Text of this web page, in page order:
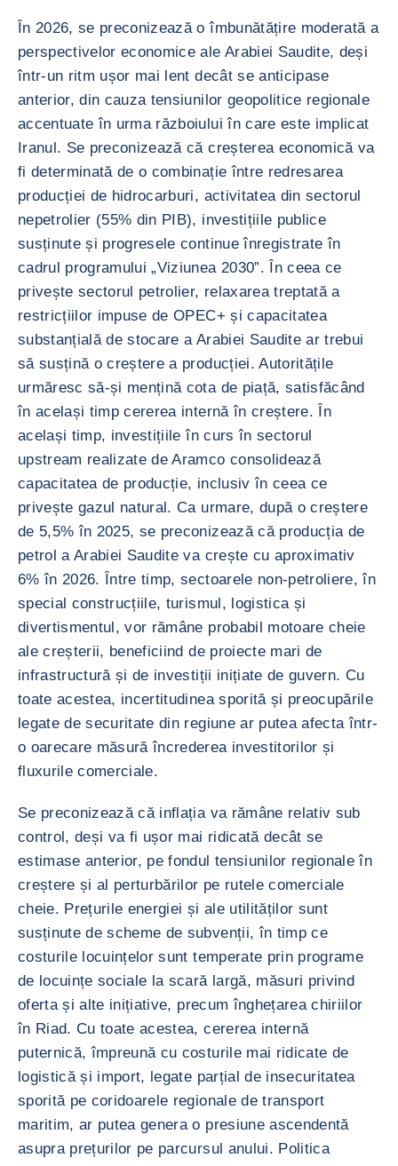
În 2026, se preconizează o îmbunătățire moderată a
perspectivelor economice ale Arabiei Saudite, deși
într-un ritm ușor mai lent decât se anticipase
anterior, din cauza tensiunilor geopolitice regionale
accentuate în urma războiului în care este implicat
Iranul. Se preconizează că creșterea economică va
fi determinată de o combinație între redresarea
producției de hidrocarburi, activitatea din sectorul
nepetrolier (55% din PIB), investițiile publice
susținute și progresele continue înregistrate în
cadrul programului „Viziunea 2030”. În ceea ce
privește sectorul petrolier, relaxarea treptată a
restricțiilor impuse de OPEC+ și capacitatea
substanțială de stocare a Arabiei Saudite ar trebui
să susțină o creștere a producției. Autoritățile
urmăresc să-și mențină cota de piață, satisfăcând
în același timp cererea internă în creștere. În
același timp, investițiile în curs în sectorul
upstream realizate de Aramco consolidează
capacitatea de producție, inclusiv în ceea ce
privește gazul natural. Ca urmare, după o creștere
de 5,5% în 2025, se preconizează că producția de
petrol a Arabiei Saudite va crește cu aproximativ
6% în 2026. Între timp, sectoarele non-petroliere, în
special construcțiile, turismul, logistica și
divertismentul, vor rămâne probabil motoare cheie
ale creșterii, beneficiind de proiecte mari de
infrastructură și de investiții inițiate de guvern. Cu
toate acestea, incertitudinea sporită și preocupările
legate de securitate din regiune ar putea afecta într-
o oarecare măsură încrederea investitorilor și
fluxurile comerciale.
Se preconizează că inflația va rămâne relativ sub
control, deși va fi ușor mai ridicată decât se
estimase anterior, pe fondul tensiunilor regionale în
creștere și al perturbărilor pe rutele comerciale
cheie. Prețurile energiei și ale utilităților sunt
susținute de scheme de subvenții, în timp ce
costurile locuințelor sunt temperate prin programe
de locuințe sociale la scară largă, măsuri privind
oferta și alte inițiative, precum înghețarea chiriilor
în Riad. Cu toate acestea, cererea internă
puternică, împreună cu costurile mai ridicate de
logistică și import, legate parțial de insecuritatea
sporită pe coridoarele regionale de transport
maritim, ar putea genera o presiune ascendentă
asupra prețurilor pe parcursul anului. Politica